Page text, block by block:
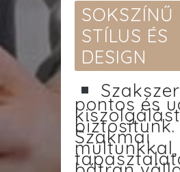
SOKSZÍNŰ
STÍLUS ÉS
DESIGN
pontos és
kiszolgálást
biztosítunk.
Szakmai
múltunkkal,